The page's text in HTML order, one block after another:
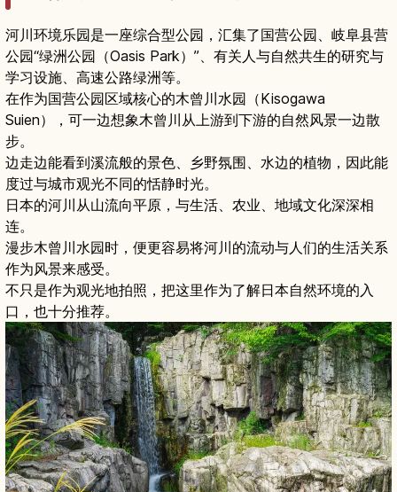
河川环境乐园是一座综合型公园，汇集了国营公园、岐阜县营
公园“绿洲公园（Oasis Park）”、有关人与自然共生的研究与
学习设施、高速公路绿洲等。
在作为国营公园区域核心的木曾川水园（Kisogawa
Suien），可一边想象木曾川从上游到下游的自然风景一边散
步。
边走边能看到溪流般的景色、乡野氛围、水边的植物，因此能
度过与城市观光不同的恬静时光。
日本的河川从山流向平原，与生活、农业、地域文化深深相
连。
漫步木曾川水园时，便更容易将河川的流动与人们的生活关系
作为风景来感受。
不只是作为观光地拍照，把这里作为了解日本自然环境的入
口，也十分推荐。